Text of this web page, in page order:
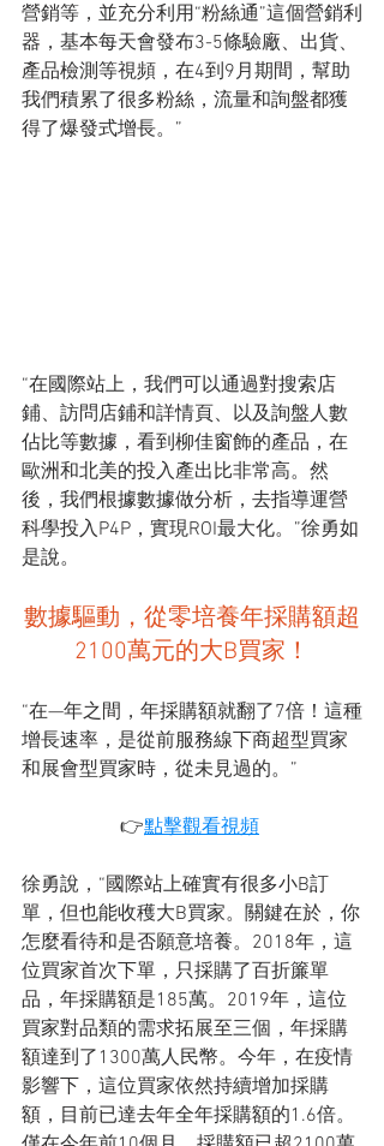
營銷等，並充分利用“粉絲通”這個營銷利
器，基本每天會發布3-5條驗廠、出貨、
產品檢測等視頻，在4到9月期間，幫助
我們積累了很多粉絲，流量和詢盤都獲
得了爆發式增長。”
“在國際站上，我們可以通過對搜索店
鋪、訪問店鋪和詳情頁、以及詢盤人數
佔比等數據，看到柳佳窗飾的產品，在
歐洲和北美的投入產出比非常高。然
後，我們根據數據做分析，去指導運營
科學投入P4P，實現ROI最大化。”徐勇如
是說。
數據驅動，從零培養年採購額超
2100萬元的大B買家！
“在—年之間，年採購額就翻了7倍！這種
增長速率，是從前服務線下商超型買家
和展會型買家時，從未見過的。”
👉點擊觀看視頻
徐勇說，“國際站上確實有很多小B訂
單，但也能收穫大B買家。關鍵在於，你
怎麼看待和是否願意培養。2018年，這
位買家首次下單，只採購了百折簾單
品，年採購額是185萬。2019年，這位
買家對品類的需求拓展至三個，年採購
額達到了1300萬人民幣。今年，在疫情
影響下，這位買家依然持續增加採購
額，目前已達去年全年採購額的1.6倍。